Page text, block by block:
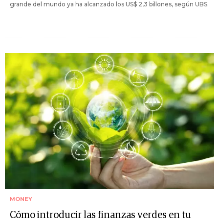
grande del mundo ya ha alcanzado los US$ 2,3 billones, según UBS.
MONEY
Cómo introducir las finanzas verdes en tu